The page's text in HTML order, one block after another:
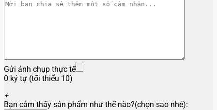
Gửi ảnh chụp thực tế
0 ký tự (tối thiểu 10)
+
Bạn cảm thấy sản phẩm như thế nào?(chọn sao nhé):